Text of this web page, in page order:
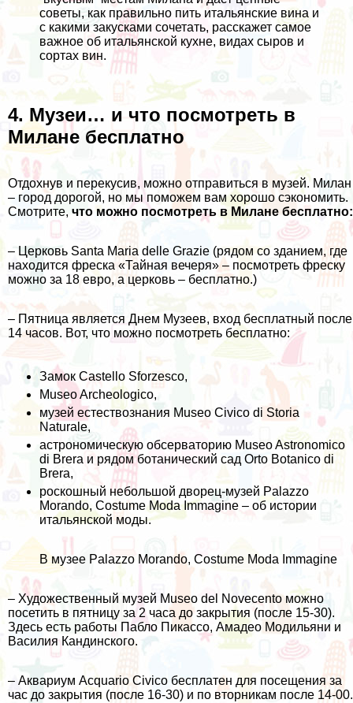
советы, как правильно пить итальянские вина и
с какими закусками сочетать, расскажет самое
важное об итальянской кухне, видах сыров и
сортах вин.
4. Музеи… и что посмотреть в
Милане бесплатно
Отдохнув и перекусив, можно отправиться в музей. Милан
– город дорогой, но мы поможем вам хорошо сэкономить.
Смотрите, что можно посмотреть в Милане бесплатно:
– Церковь Santa Maria delle Grazie (рядом со зданием, где
находится фреска «Тайная вечеря» – посмотреть фреску
можно за 18 евро, а церковь – бесплатно.)
– Пятница является Днем Музеев, вход бесплатный после
14 часов. Вот, что можно посмотреть бесплатно:
Замок Castello Sforzesco,
Museo Archeologico,
музей естествознания Museo Civico di Storia
Naturale,
астрономическую обсерваторию Museo Astronomico
di Brera и рядом ботанический сад Orto Botanico di
Brera,
роскошный небольшой дворец-музей Palazzo
Morando, Costume Moda Immagine – об истории
итальянской моды.
В музее Palazzo Morando, Costume Moda Immagine
– Художественный музей Museo del Novecento можно
посетить в пятницу за 2 часа до закрытия (после 15-30).
Здесь есть работы Пабло Пикассо, Амадео Модильяни и
Василия Кандинского.
– Аквариум Acquario Civico бесплатен для посещения за
час до закрытия (после 16-30) и по вторникам после 14-00.